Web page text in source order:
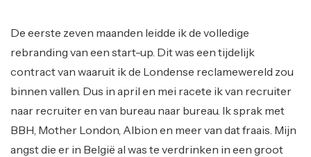
De eerste zeven maanden leidde ik de volledige
rebranding van een start-up. Dit was een tijdelijk
contract van waaruit ik de Londense reclamewereld zou
binnen vallen. Dus in april en mei racete ik van recruiter
naar recruiter en van bureau naar bureau. Ik sprak met
BBH, Mother London, Albion en meer van dat fraais. Mijn
angst die er in België al was te verdrinken in een groot